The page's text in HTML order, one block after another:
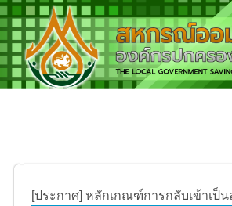
[ประกาศ] หลักเกณฑ์การกลับเข้าเป็